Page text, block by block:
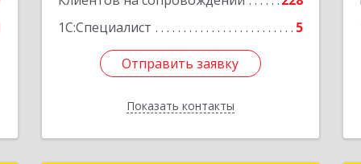
1С:Специалист
5
Отправить заявку
Показать контакты
Отправить заявку
Назад